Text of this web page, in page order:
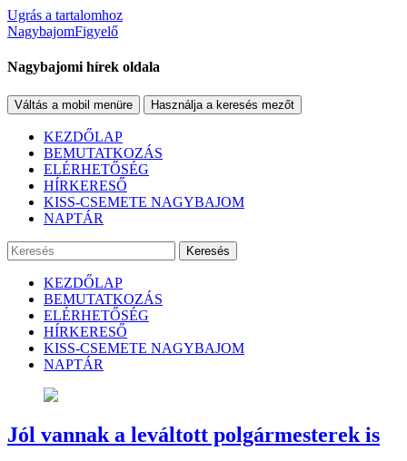
Ugrás a tartalomhoz
NagybajomFigyelő
Nagybajomi hírek oldala
Váltás a mobil menüre Használja a keresés mezőt
KEZDŐLAP
BEMUTATKOZÁS
ELÉRHETŐSÉG
HÍRKERESŐ
KISS-CSEMETE NAGYBAJOM
NAPTÁR
Keresés
KEZDŐLAP
BEMUTATKOZÁS
ELÉRHETŐSÉG
HÍRKERESŐ
KISS-CSEMETE NAGYBAJOM
NAPTÁR
Jól vannak a leváltott polgármesterek is